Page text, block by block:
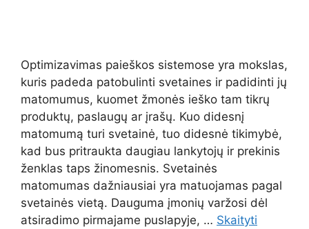
Optimizavimas paieškos sistemose yra mokslas,
kuris padeda patobulinti svetaines ir padidinti jų
matomumus, kuomet žmonės ieško tam tikrų
produktų, paslaugų ar įrašų. Kuo didesnį
matomumą turi svetainė, tuo didesnė tikimybė,
kad bus pritraukta daugiau lankytojų ir prekinis
ženklas taps žinomesnis. Svetainės
matomumas dažniausiai yra matuojamas pagal
svetainės vietą. Dauguma įmonių varžosi dėl
atsiradimo pirmajame puslapyje, … Skaityti